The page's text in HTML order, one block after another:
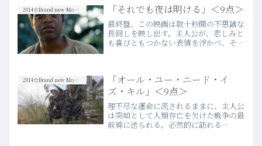
が、“糸の先”が必死に伸ばした小さな手
のように映し出される様を…more
2014☆Brand new Movies 「それでも夜は明ける」＜9点＞
最終盤、この映画は数十秒間の不思議な
長回しを映し出す。主人公が、悲しみと
も喜びともつかない表情を浮かべ、それ
けられ、次第に彼と二人っき…more
2014☆Brand new Movies
「オール・ユー・ニード・イ
ズ・キル」＜9点＞
理不尽な運命に流されるままに、主人公
は突如として人類存亡を欠けた戦争の最
前線に送られる。必然的に訪れる